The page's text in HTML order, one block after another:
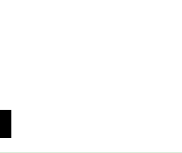
lei.
Comb – Set 3 bucăți piepteni Black